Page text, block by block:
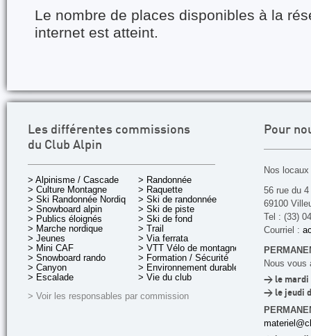
Le nombre de places disponibles à la
internet est atteint.
Les différentes commissions
du Club Alpin
> Alpinisme / Cascade
> Culture Montagne
> Ski Randonnée Nordique
> Snowboard alpin
> Publics éloignés
> Marche nordique
> Jeunes
> Mini CAF
> Snowboard rando
> Canyon
> Escalade
> Randonnée
> Raquette
> Ski de randonnée
> Ski de piste
> Ski de fond
> Trail
> Via ferrata
> VTT Vélo de montagne
> Formation / Sécurité
> Environnement durable
> Vie du club
> Voir les responsables par commission
Pour
Nos
56 rue du
69100
Tel : (33)
Courriel :
Nous vous
> le mardi
> le jeudi